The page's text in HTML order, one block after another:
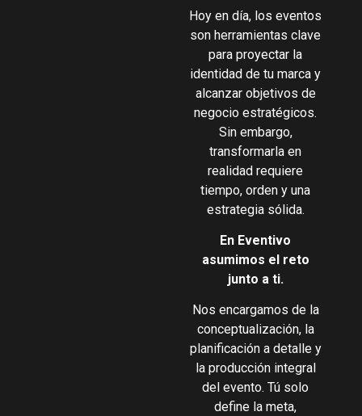
Hoy en día, los eventos
son herramientas clave
para proyectar la
identidad de tu marca y
alcanzar objetivos de
negocio estratégicos.
Sin embargo,
transformarla en
realidad requiere
tiempo, orden y una
estrategia sólida.
En Eventivo
asumimos el reto
junto a ti.
Nos encargamos de la
conceptualización, la
planificación a detalle y
la producción integral
del evento. Tú solo
define la meta,